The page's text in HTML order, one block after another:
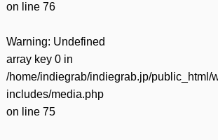
on line 76
Warning: Undefined
array key 0 in
/home/indiegrab/indiegrab.jp/public_html/
includes/media.php
on line 75